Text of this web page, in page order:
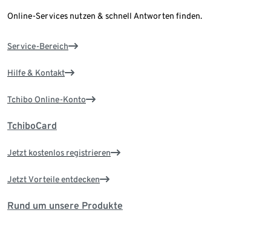
Online-Services nutzen & schnell Antworten finden.
Service-Bereich
Hilfe & Kontakt
Tchibo Online-Konto
TchiboCard
Jetzt kostenlos registrieren
Jetzt Vorteile entdecken
Rund um unsere Produkte